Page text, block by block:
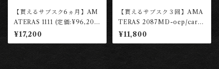
【貰えるサブスク6ヵ月】AM
ATERAS 1111 (定価:¥96,200
税込)【レンタル権】 ［東京工
房］
¥17,200
【貰えるサブスク３回】AMA
TERAS 2087MD-oep/carn
hill 【レンタル権】 ［東京工
房］
¥11,800